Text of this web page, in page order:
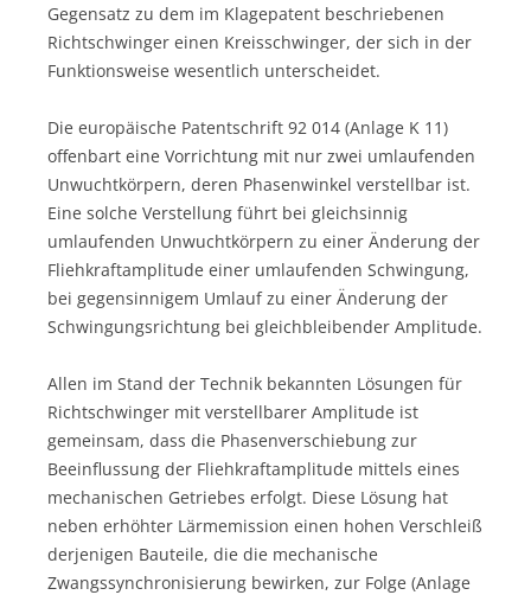
Gegensatz zu dem im Klagepatent beschriebenen
Richtschwinger einen Kreisschwinger, der sich in der
Funktionsweise wesentlich unterscheidet.
Die europäische Patentschrift 92 014 (Anlage K 11)
offenbart eine Vorrichtung mit nur zwei umlaufenden
Unwuchtkörpern, deren Phasenwinkel verstellbar ist.
Eine solche Verstellung führt bei gleich­sinnig
umlaufenden Unwuchtkörpern zu einer Änderung der
Fliehkraftamplitude einer umlaufenden Schwingung,
bei gegen­sinnigem Umlauf zu einer Änderung der
Schwingungsrichtung bei gleich­bleibender Amplitude.
Allen im Stand der Technik bekannten Lösungen für
Richt­schwinger mit verstellbarer Amplitude ist
gemeinsam, dass die Phasenverschiebung zur
Beeinflussung der Fliehkraft­amplitude mittels eines
mechanischen Getriebes erfolgt. Diese Lösung hat
neben erhöhter Lärmemission einen hohen Verschleiß
derjenigen Bauteile, die die mechanische
Zwangssynchroni­sierung bewirken, zur Folge (Anlage